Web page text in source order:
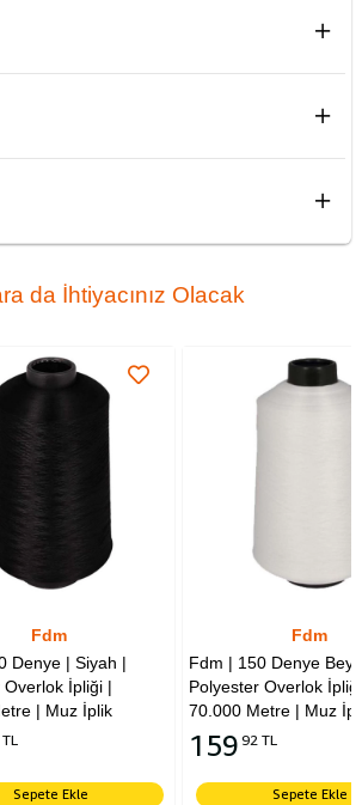
da İhtiyacınız Olacak
|
|
Fdm | 150 Denye Beyaz
Polyester Overlok İpliği |
70.000 Metre | Muz İplik
92 TL
Sepete Ekle